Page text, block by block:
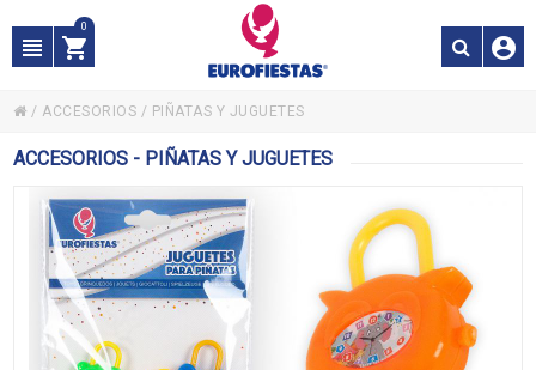
0
/ ACCESORIOS / PIÑATAS Y JUGUETES
ACCESORIOS - PIÑATAS Y JUGUETES